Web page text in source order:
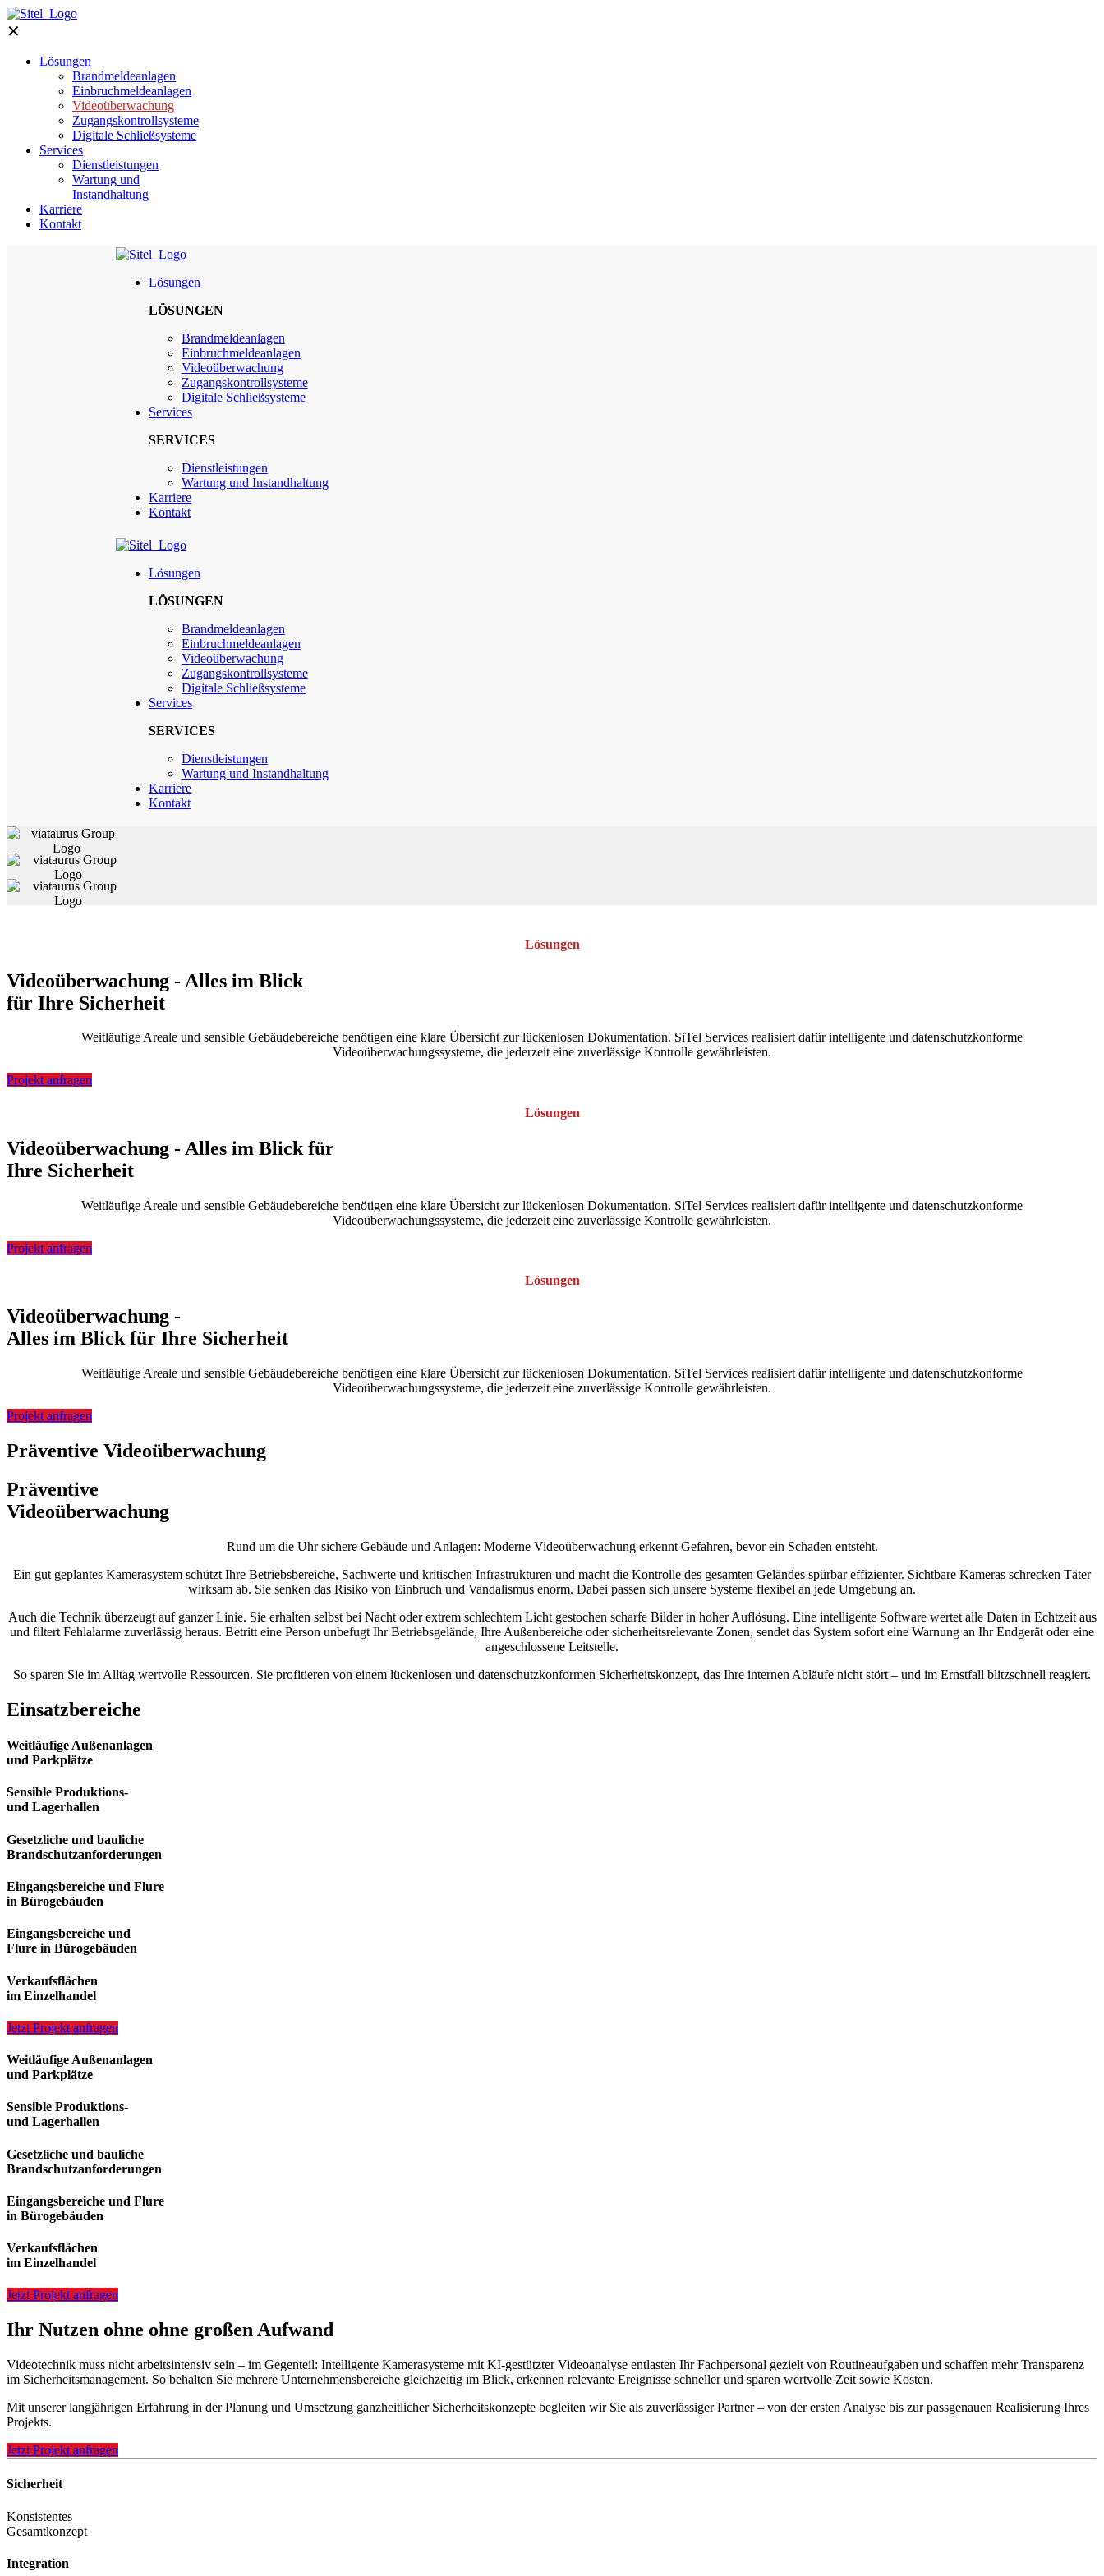
✕
Lösungen
Brandmeldeanlagen
Einbruchmeldeanlagen
Videoüberwachung
Zugangskontrollsysteme
Digitale Schließsysteme
Services
Dienstleistungen
Wartung und
Instandhaltung
Karriere
Kontakt
Lösungen
LÖSUNGEN
Brandmeldeanlagen
Einbruchmeldeanlagen
Videoüberwachung
Zugangskontrollsysteme
Digitale Schließsysteme
Services
SERVICES
Dienstleistungen
Wartung und Instandhaltung
Karriere
Kontakt
Lösungen
LÖSUNGEN
Brandmeldeanlagen
Einbruchmeldeanlagen
Videoüberwachung
Zugangskontrollsysteme
Digitale Schließsysteme
Services
SERVICES
Dienstleistungen
Wartung und Instandhaltung
Karriere
Kontakt
Lösungen
Videoüberwachung - Alles im Blick
für Ihre Sicherheit
Weitläufige Areale und sensible Gebäudebereiche benötigen eine klare Übersicht zur lückenlosen Dokumentation. SiTel Services realisiert dafür intelligente und datenschutzkonforme
Videoüberwachungssysteme, die jederzeit eine zuverlässige Kontrolle gewährleisten.
Projekt anfragen
Lösungen
Videoüberwachung - Alles im Blick für
Ihre Sicherheit
Weitläufige Areale und sensible Gebäudebereiche benötigen eine klare Übersicht zur lückenlosen Dokumentation. SiTel Services realisiert dafür intelligente und datenschutzkonforme
Videoüberwachungssysteme, die jederzeit eine zuverlässige Kontrolle gewährleisten.
Projekt anfragen
Lösungen
Videoüberwachung -
Alles im Blick für Ihre Sicherheit
Weitläufige Areale und sensible Gebäudebereiche benötigen eine klare Übersicht zur lückenlosen Dokumentation. SiTel Services realisiert dafür intelligente und datenschutzkonforme
Videoüberwachungssysteme, die jederzeit eine zuverlässige Kontrolle gewährleisten.
Projekt anfragen
Präventive Videoüberwachung
Präventive
Videoüberwachung
Rund um die Uhr sichere Gebäude und Anlagen: Moderne Videoüberwachung erkennt Gefahren, bevor ein Schaden entsteht.
Ein gut geplantes Kamerasystem schützt Ihre Betriebsbereiche, Sachwerte und kritischen Infrastrukturen und macht die Kontrolle des gesamten Geländes spürbar effizienter. Sichtbare Kameras schrecken Täter
wirksam ab. Sie senken das Risiko von Einbruch und Vandalismus enorm. Dabei passen sich unsere Systeme flexibel an jede Umgebung an.
Auch die Technik überzeugt auf ganzer Linie. Sie erhalten selbst bei Nacht oder extrem schlechtem Licht gestochen scharfe Bilder in hoher Auflösung. Eine intelligente Software wertet alle Daten in Echtzeit aus
und filtert Fehlalarme zuverlässig heraus. Betritt eine Person unbefugt Ihr Betriebsgelände, Ihre Außenbereiche oder sicherheitsrelevante Zonen, sendet das System sofort eine Warnung an Ihr Endgerät oder eine
angeschlossene Leitstelle.
So sparen Sie im Alltag wertvolle Ressourcen. Sie profitieren von einem lückenlosen und datenschutzkonformen Sicherheitskonzept, das Ihre internen Abläufe nicht stört – und im Ernstfall blitzschnell reagiert.
Einsatzbereiche
Weitläufige Außenanlagen
und Parkplätze
Sensible Produktions-
und Lagerhallen
Gesetzliche und bauliche
Brandschutzanforderungen
Eingangsbereiche und Flure
in Bürogebäuden
Eingangsbereiche und
Flure in Bürogebäuden
Verkaufsflächen
im Einzelhandel
Jetzt Projekt anfragen
Weitläufige Außenanlagen
und Parkplätze
Sensible Produktions-
und Lagerhallen
Gesetzliche und bauliche
Brandschutzanforderungen
Eingangsbereiche und Flure
in Bürogebäuden
Verkaufsflächen
im Einzelhandel
Jetzt Projekt anfragen
Ihr Nutzen ohne ohne großen Aufwand
Videotechnik muss nicht arbeitsintensiv sein – im Gegenteil: Intelligente Kamerasysteme mit KI-gestützter Videoanalyse entlasten Ihr Fachpersonal gezielt von Routineaufgaben und schaffen mehr Transparenz
im Sicherheitsmanagement. So behalten Sie mehrere Unternehmensbereiche gleichzeitig im Blick, erkennen relevante Ereignisse schneller und sparen wertvolle Zeit sowie Kosten.
Mit unserer langjährigen Erfahrung in der Planung und Umsetzung ganzheitlicher Sicherheitskonzepte begleiten wir Sie als zuverlässiger Partner – von der ersten Analyse bis zur passgenauen Realisierung Ihres
Projekts.
Jetzt Projekt anfragen
Sicherheit
Konsistentes
Gesamtkonzept
Integration